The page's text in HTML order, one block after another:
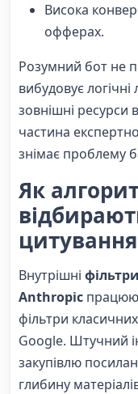
Висока
офферах.
Розумний бот не
вибудовує
зовнішні ресурси
частина
знімає проблему
Як
цитування
Внутрішні
Anthropic
фільтри
Google. Штучний
закупівлю
глибину